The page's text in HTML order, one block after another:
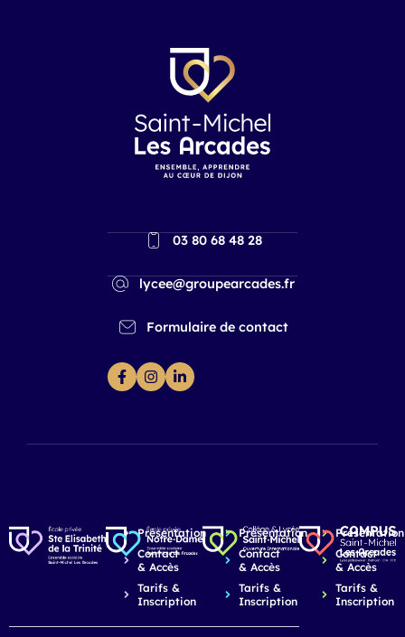
03 80 68 48 28
lycee@groupearcades.fr
Formulaire de contact
Présentation
Contact
& Accès
Tarifs &
Inscription
Présentation
Contact
& Accès
Tarifs &
Inscription
Présentation
Contact
& Accès
Tarifs &
Inscription